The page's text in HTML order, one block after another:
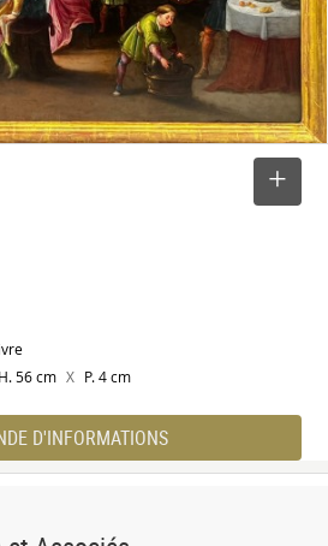
H. 56 cm X P. 4 cm
D'INFORMATIONS